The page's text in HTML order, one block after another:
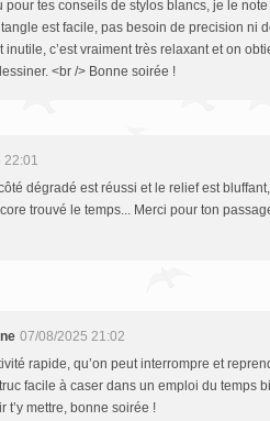
pour tes conseils de stylos blancs, je le
est facile, pas besoin de precision ni
inutile, c’est vraiment très relaxant et on
<br /> Bonne soirée !
22:01
dégradé est réussi et le relief est
trouvé le temps... Merci pour ton
07/08/2025 21:02
rapide, qu’on peut interrompre et
facile à caser dans un emploi du temps
t’y mettre, bonne soirée !